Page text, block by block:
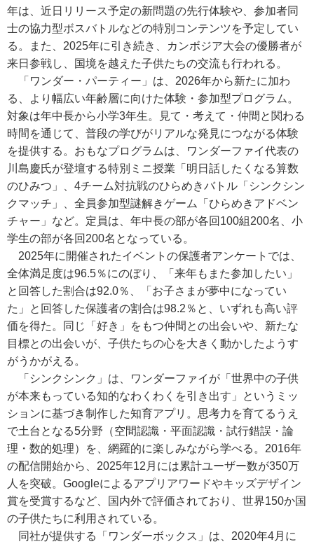
年は、近日リリース予定の新問題の先行体験や、参加者同
士の協力型ボスバトルなどの特別コンテンツを予定してい
る。また、2025年に引き続き、カンボジア大会の優勝者が
来日参戦し、国境を越えた子供たちの交流も行われる。
「ワンダー・パーティー」は、2026年から新たに加わ
る、より幅広い年齢層に向けた体験・参加型プログラム。
対象は年中長から小学3年生。見て・考えて・仲間と関わる
時間を通じて、普段の学びがリアルな発見につながる体験
を提供する。おもなプログラムは、ワンダーファイ代表の
川島慶氏が登壇する特別ミニ授業「明日話したくなる算数
のひみつ」、4チーム対抗戦のひらめきバトル「シンクシン
クマッチ」、全員参加型謎解きゲーム「ひらめきアドベン
チャー」など。定員は、年中長の部が各回100組200名、小
学生の部が各回200名となっている。
2025年に開催されたイベントの保護者アンケートでは、
全体満足度は96.5％にのぼり、「来年もまた参加したい」
と回答した割合は92.0％、「お子さまが夢中になってい
た」と回答した保護者の割合は98.2％と、いずれも高い評
価を得た。同じ「好き」をもつ仲間との出会いや、新たな
目標との出会いが、子供たちの心を大きく動かしたようす
がうかがえる。
「シンクシンク」は、ワンダーファイが「世界中の子供
が本来もっている知的なわくわくを引き出す」というミッ
ションに基づき制作した知育アプリ。思考力を育てるうえ
で土台となる5分野（空間認識・平面認識・試行錯誤・論
理・数的処理）を、網羅的に楽しみながら学べる。2016年
の配信開始から、2025年12月には累計ユーザー数が350万
人を突破。Googleによるアプリアワードやキッズデザイン
賞を受賞するなど、国内外で評価されており、世界150か国
の子供たちに利用されている。
同社が提供する「ワンダーボックス」は、2020年4月に